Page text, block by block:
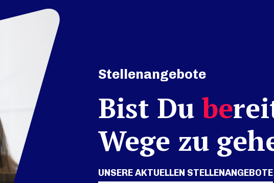
Stellenangebote
Bist Du be
Wege zu
UNSERE AKTUELLEN STELLENANGEBOTE